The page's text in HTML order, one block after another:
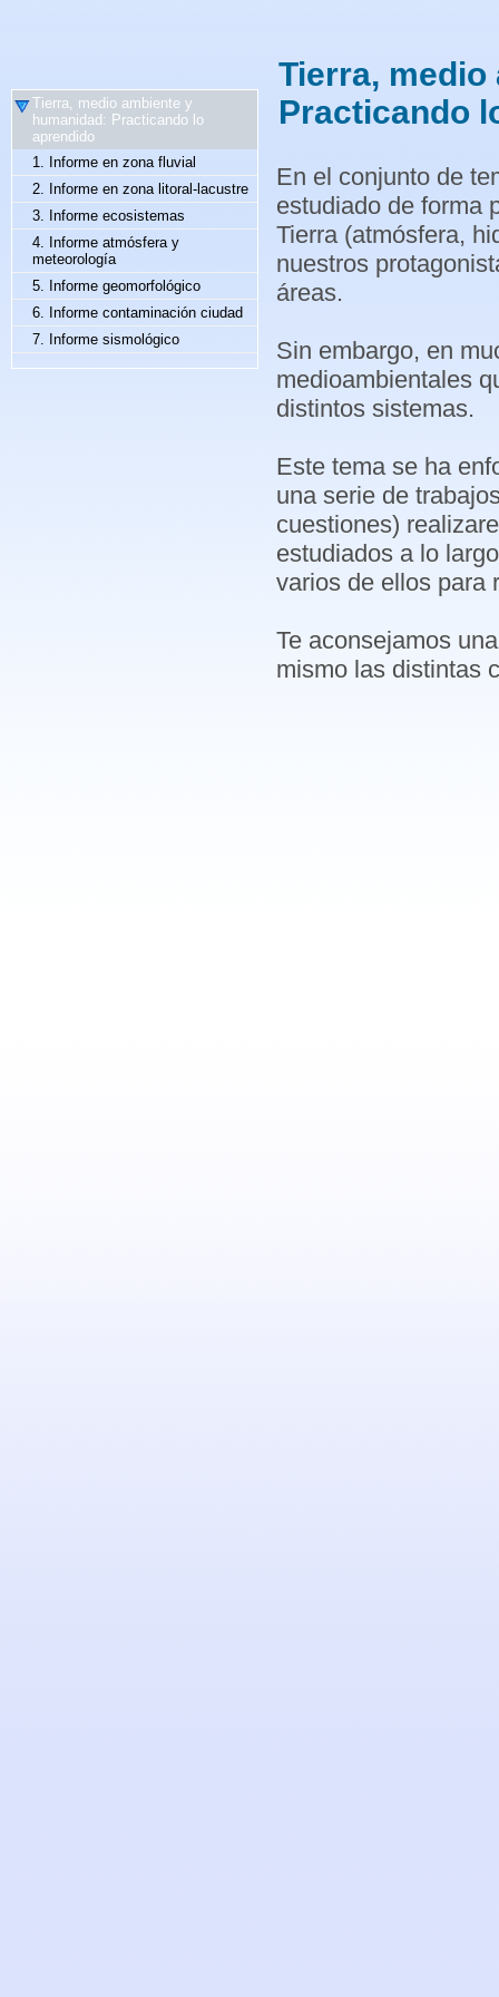
Tierra, medio ambiente y
humanidad: Practicando lo
aprendido
1. Informe en zona fluvial
2. Informe en zona litoral-lacustre
3. Informe ecosistemas
4. Informe atmósfera y
meteorología
5. Informe geomorfológico
6. Informe contaminación ciudad
7. Informe sismológico
Tierra,
Practicando
En el conjunto de
estudiado de forma
Tierra (atmósfera,
nuestros
áreas.
Sin embargo, en
medioambientales
distintos sistemas.
Este tema se ha
una serie de
cuestiones)
estudiados a lo
varios de ellos para
Te aconsejamos
mismo las distintas